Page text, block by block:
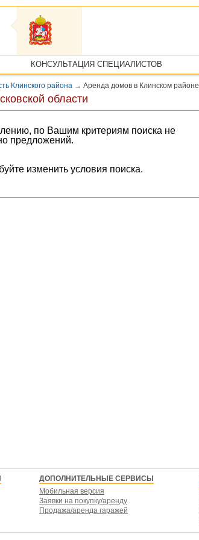
КОНСУЛЬТАЦИЯ СПЕЦИАЛИСТОВ
Клинского района → Аренда домов в Клинском районе
области
по Вашим критериям поиска не
предложений.
изменить условия поиска.
ДОПОЛНИТЕЛЬНЫЕ СЕРВИСЫ
Мобильная версия
Заявки на покупку/аренду
Продажа/аренда гаражей